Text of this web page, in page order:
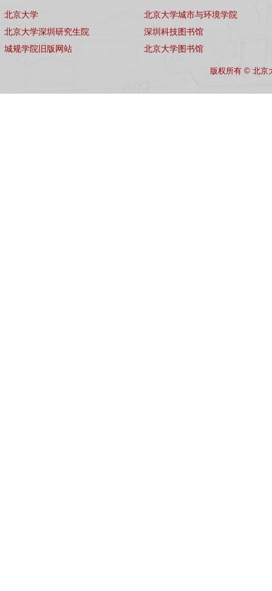
北京大学
北京大学深圳研究生院
城规学院旧版网站
北京大学城市与环境学院
深圳科技图书馆
北京大学图书馆
版权所有 © 北